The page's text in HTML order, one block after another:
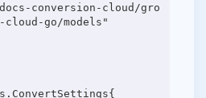
conversion-cloud/gro
cloud-go/models"